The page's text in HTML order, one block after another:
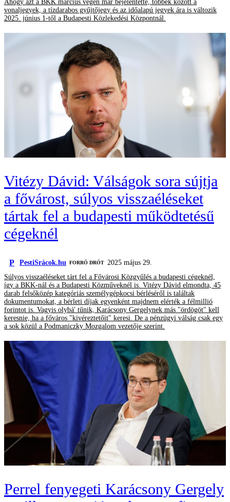
Ahogy azt a BKK március végén már bejelentette, többek között a
vonaljegyek, a tízdarabos gyűjtőjegy és az időalapú jegyek ára is változik
2025. június 1-től a Budapesti Közlekedési Központnál.
Vitézy Dávid: Válságok sora sújtja
a fővárost, súlyos visszaéléseket
tártak fel a budapesti működtetésű
cégeknél
P PestiSrácok.hu FORRÓ DRÓT
2025 május 29.
Súlyos visszaéléseket tárt fel a Fővárosi Közgyűlés a budapesti cégeknél,
így a BKK-nál és a Budapesti Közműveknél is. Vitézy Dávid elmondta, 45
darab felsőközép kategóriás személygépkocsi bérléséről is találtak
dokumentumokat, a bérleti díjak egyenként majdnem elérték a félmillió
forintot is. Vagyis olybá' tűnik, Karácsony Gergelynek más "ördögöt" kell
keresnie, ha a főváros "kivéreztetőit" keresi. De a pénzügyi válság csak egy
a sok közül a Podmaniczky Mozgalom vezetője szerint.
Perrel fenyegeti Karácsony Gergely